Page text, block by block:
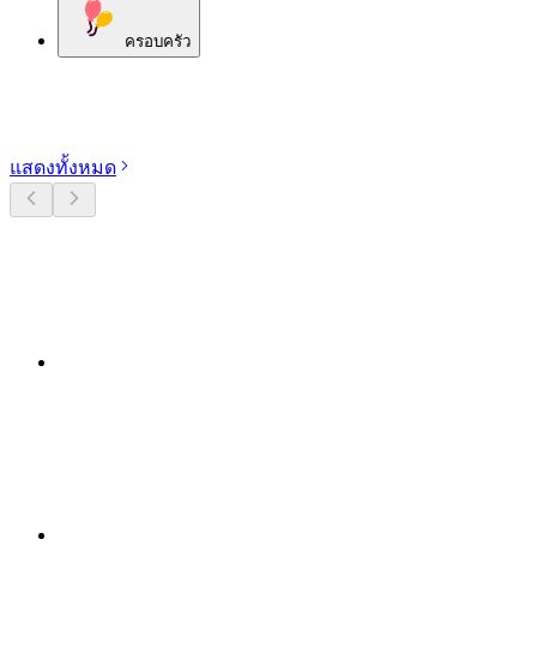
ครอบครัว
แสดงทั้งหมด